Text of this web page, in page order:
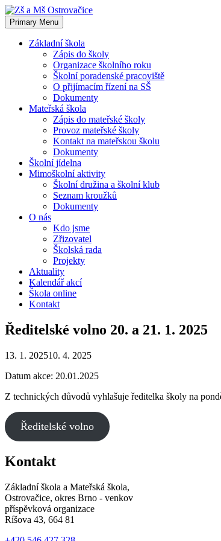
Skip
to
content
Primary Menu
Základní škola
Zápis do školy
Organizace školního roku
Školní poradenské pracoviště
O přijímacím řízení na SŠ
Dokumenty
Mateřská škola
Zápis do mateřské školy
Provoz mateřské školy
Kontakt na mateřskou školu
Dokumenty
Školní jídelna
Mimoškolní aktivity
Školní družina a školní klub
Seznam kroužků
Dokumenty
O nás
Kdo jsme
Zřizovatel
Školská rada
Projekty
Aktuality
Kalendář akcí
Škola online
Kontakt
Ředitelské volno 20. a 21. 1. 2025
13. 1. 202510. 4. 2025
Datum akce: 20.01.2025
Z technických důvodů vyhlašuje ředitelka školy na
Ředitelské volno
Kontakt
Základní škola a Mateřská škola,
Ostrovačice, okres Brno - venkov
příspěvková organizace
Ríšova 43, 664 81